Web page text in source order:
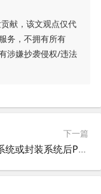
献，该文观点仅代
务，不拥有所有
涉嫌抄袭侵权/违法
下一篇
重装系统或封装系统后Photoshop快捷方式图标显示不正常的原因